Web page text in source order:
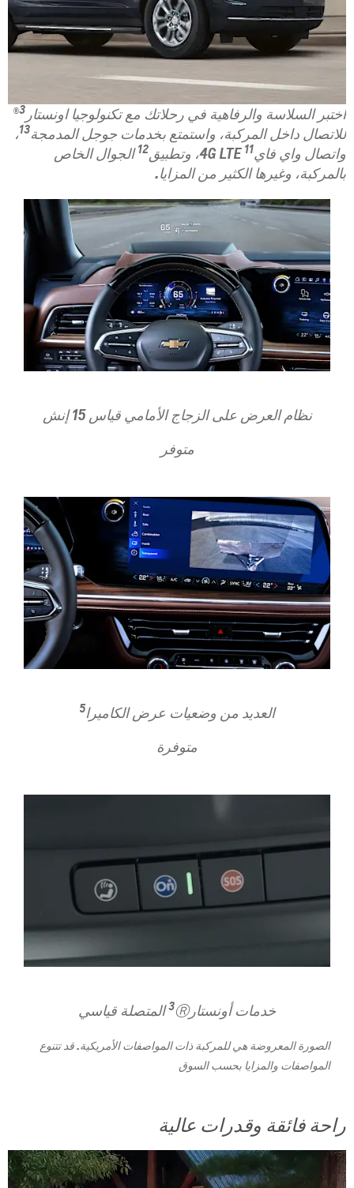
اختبر السلاسة والرفاهية في رحلاتك مع تكنولوجيا اونستار 3
®
للاتصال داخل المركبة، واستمتع بخدمات جوجل المدمجة13،
واتصال واي فاي 114G LTE، وتطبيق 12الجوال الخاص
بالمركبة، وغيرها الكثير من المزايا.
نظام العرض على الزجاج الأمامي قياس 15 إنش
متوفر
​العديد من وضعيات عرض الكاميرا5
متوفرة
خدمات أونستار 3Ⓡ المتصلة قياسي
الصورة المعروضة هي للمركبة ذات المواصفات الأمريكية. قد تتنوع
المواصفات والمزايا بحسب السوق
راحة فائقة وقدرات عالية